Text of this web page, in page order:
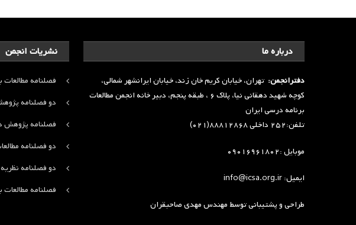
نشریات انجمن
فصلنامه
دو فصلنامه
فصلنامه پژوهش
دو فصلنامه
دو فصلنامه
فصلنامه
درباره ما
دفترانجمن: تهران، خیابان کریم خان زند، خیابان ایرانشهر شمالی،
کوچه شهید دهقانی نیا، پلاک ۶ ، طبقه پنجم، دبیر خانه انجمن مطالعات
برنامه درسی ایران
تلفن:۲۵۲ داخلی ۸۸۸۱۲۸۶۸(۰۲۱)
موبایل :۰۹۰۱۶۹۶۱۸۰۲
ایمیل: info@icsa.org.ir
طراحی و پشتیبانی توسطمهندس مهدی صاحبقران